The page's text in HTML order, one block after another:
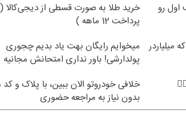
اول رو
خرید طلا به صورت قسطی از دیجی‌کالا (
پرداخت 12 ماهه )
میلیاردر
میخوایم رایگان بهت یاد بدیم چجوری
پولدارشی! باور نداری امتحانش مجانیه
خلافی خودروتو الان ببین، با پلاک و کد
بدون نیاز به مراجعه حضوری